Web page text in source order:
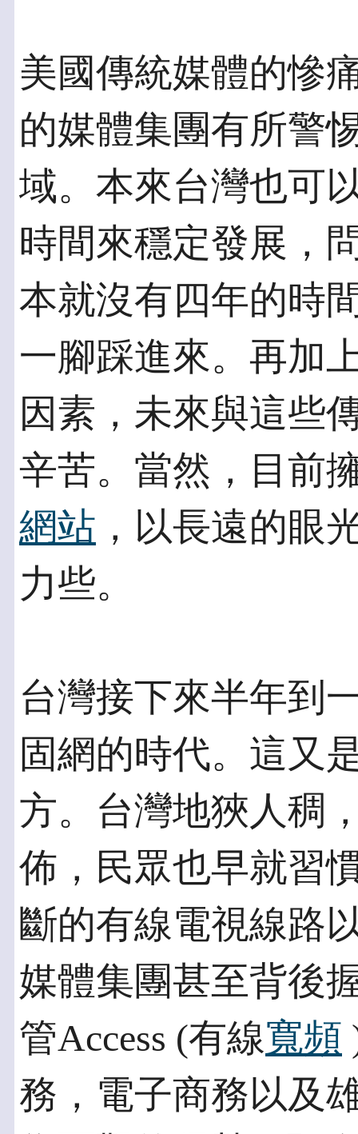
美國傳統媒體的慘
的媒體集團有所警
域。本來台灣也可
時間來穩定發展，
本就沒有四年的時
一腳踩進來。再加
因素，未來與這些
辛苦。當然，目前
網站 ，以長遠的眼
力些。
台灣接下來半年到
固網的時代。這又
方。台灣地狹人稠
佈，民眾也早就習
斷的有線電視線路
媒體集團甚至背後
管Access (有線寬頻
務，電子商務以及